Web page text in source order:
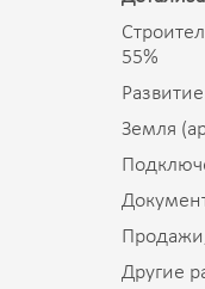
55%
Земля
Другие